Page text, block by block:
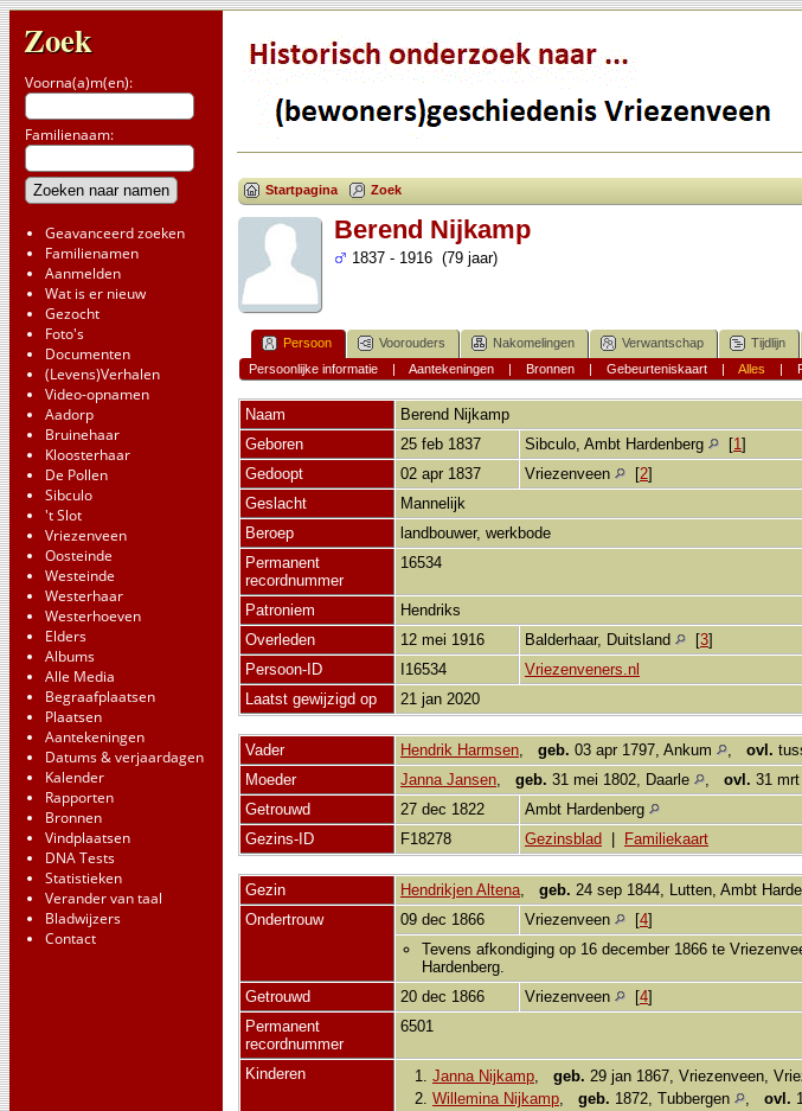
Zoek
Voorna(a)m(en):
Familienaam:
Geavanceerd zoeken
Familienamen
Aanmelden
Wat is er nieuw
Gezocht
Foto's
Documenten
(Levens)Verhalen
Video-opnamen
Aadorp
Bruinehaar
Kloosterhaar
De Pollen
Sibculo
't Slot
Vriezenveen
Oosteinde
Westeinde
Westerhaar
Westerhoeven
Elders
Albums
Alle Media
Begraafplaatsen
Plaatsen
Aantekeningen
Datums & verjaardagen
Kalender
Rapporten
Bronnen
Vindplaatsen
DNA Tests
Statistieken
Verander van taal
Bladwijzers
Contact
Startpagina Zoek
Berend Nijkamp
1837 - 1916 (79 jaar)
Persoon Voorouders Nakomelingen Verwantschap Tijdlijn
Persoonlijke informatie| Aantekeningen| Bronnen| Gebeurteniskaart| Alles |
Naam Berend Nijkamp
Geboren
25 feb 1837 Sibculo, Ambt Hardenberg [1]
Gedoopt
02 apr 1837 Vriezenveen [2]
Geslacht
Mannelijk
Beroep
landbouwer, werkbode
Permanent
recordnummer
16534
Patroniem
Hendriks
Overleden
12 mei 1916 Balderhaar, Duitsland [3]
Persoon-ID
I16534
Vriezenveners.nl
Laatst gewijzigd op
21 jan 2020
Vader Hendrik Harmsen, geb. 03 apr 1797, Ankum , ovl.
Moeder
Janna Jansen, geb. 31 mei 1802, Daarle , ovl. 31
Getrouwd
27 dec 1822
Ambt Hardenberg
Gezins-ID
F18278 Gezinsblad Familiekaart
Gezin Hendrikjen Altena, geb. 24 sep 1844, Lutten, Ambt
Ondertrouw
09 dec 1866 Vriezenveen [4]
Tevens afkondiging op 16 december 1866 te
Hardenberg.
Getrouwd
20 dec 1866 Vriezenveen [4]
Permanent
recordnummer
6501
Kinderen 1. Janna Nijkamp, geb. 29 jan 1867, Vriezenveen,
2. Willemina Nijkamp, geb. 1872, Tubbergen , ovl.